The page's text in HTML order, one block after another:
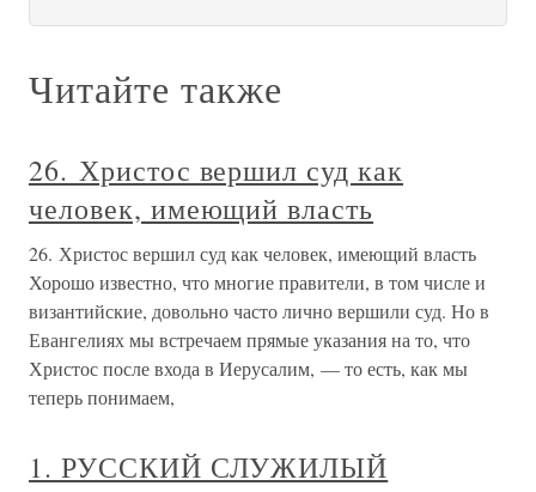
Читайте также
26. Христос вершил суд как
человек, имеющий власть
26. Христос вершил суд как человек, имеющий власть
Хорошо известно, что многие правители, в том числе и
византийские, довольно часто лично вершили суд. Но в
Евангелиях мы встречаем прямые указания на то, что
Христос после входа в Иерусалим, — то есть, как мы
теперь понимаем,
1. РУССКИЙ СЛУЖИЛЫЙ